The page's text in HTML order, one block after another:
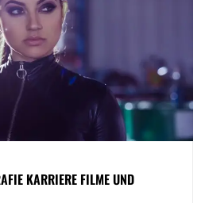
KARRIERE FILME UND